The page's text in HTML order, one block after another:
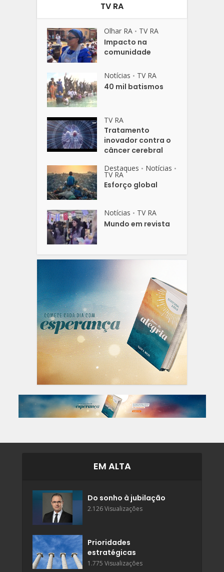
TV RA
Olhar RA • TV RA
Impacto na
comunidade
Notícias • TV RA
40 mil batismos
TV RA
Tratamento
inovador contra o
câncer cerebral
Destaques • Notícias •
TV RA
Esforço global
Notícias • TV RA
Mundo em revista
EM ALTA
Do sonho à jubilação
2.126 Visualizações
Prioridades
estratégicas
1.775 Visualizações